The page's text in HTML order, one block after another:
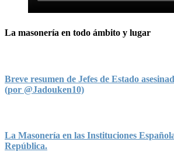
La masonería en todo ámbito y lugar
Breve resumen de Jefes de Estado
(por @Jadouken10)
La Masonería en las Instituciones
República.